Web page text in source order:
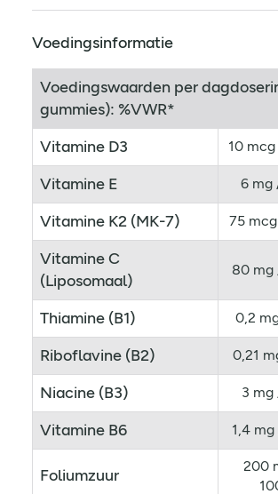
Voedingsinformatie
Voedingswaarden per
gummies): %VWR*
Vitamine D3
10
Vitamine E 6 mg
Vitamine K2 (MK-7) 75
Vitamine C
(Liposomaal)
80 mg
Thiamine (B1) 0,2
Riboflavine (B2) 0,21
Niacine (B3) 3 mg
Vitamine B6 1,4
Foliumzuur
200